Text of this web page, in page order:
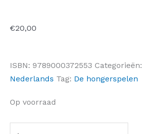
€20,00
ISBN: 9789000372553 Categorieën:
Nederlands Tag: De hongerspelen
Op voorraad
Spotgaai